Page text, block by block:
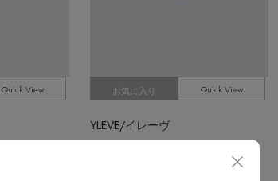
Quick View お気に入り Quick View
YLEVE/イレーヴ
残りわずか